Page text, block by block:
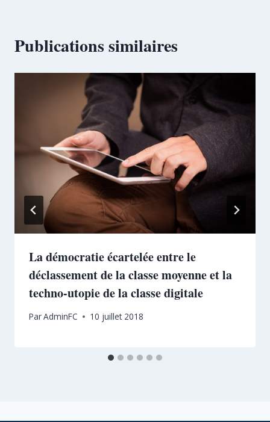
Publications similaires
La démocratie écartelée entre le
déclassement de la classe moyenne et la
techno-utopie de la classe digitale
ParAdminFC 10 juillet 2018